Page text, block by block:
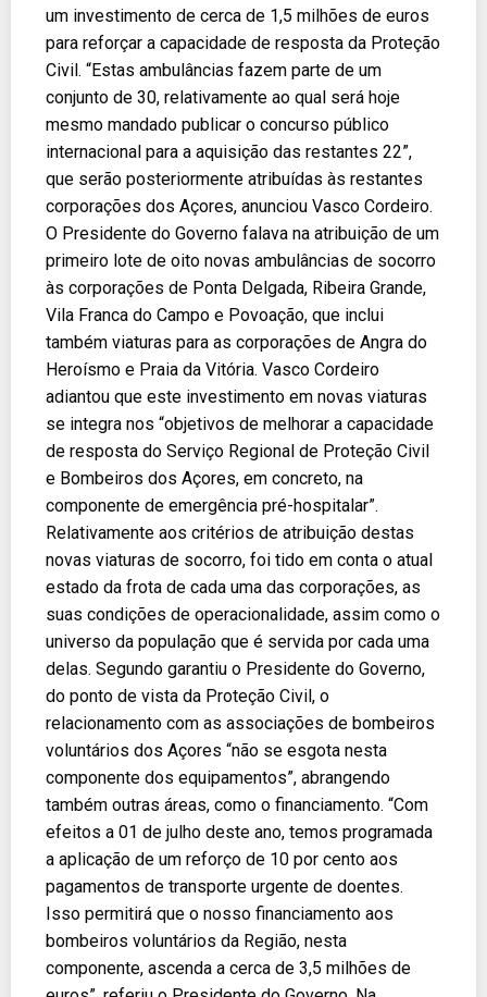
um investimento de cerca de 1,5 milhões de euros
para reforçar a capacidade de resposta da Proteção
Civil. “Estas ambulâncias fazem parte de um
conjunto de 30, relativamente ao qual será hoje
mesmo mandado publicar o concurso público
internacional para a aquisição das restantes 22”,
que serão posteriormente atribuídas às restantes
corporações dos Açores, anunciou Vasco Cordeiro.
O Presidente do Governo falava na atribuição de um
primeiro lote de oito novas ambulâncias de socorro
às corporações de Ponta Delgada, Ribeira Grande,
Vila Franca do Campo e Povoação, que inclui
também viaturas para as corporações de Angra do
Heroísmo e Praia da Vitória. Vasco Cordeiro
adiantou que este investimento em novas viaturas
se integra nos “objetivos de melhorar a capacidade
de resposta do Serviço Regional de Proteção Civil
e Bombeiros dos Açores, em concreto, na
componente de emergência pré-hospitalar”.
Relativamente aos critérios de atribuição destas
novas viaturas de socorro, foi tido em conta o atual
estado da frota de cada uma das corporações, as
suas condições de operacionalidade, assim como o
universo da população que é servida por cada uma
delas. Segundo garantiu o Presidente do Governo,
do ponto de vista da Proteção Civil, o
relacionamento com as associações de bombeiros
voluntários dos Açores “não se esgota nesta
componente dos equipamentos”, abrangendo
também outras áreas, como o financiamento. “Com
efeitos a 01 de julho deste ano, temos programada
a aplicação de um reforço de 10 por cento aos
pagamentos de transporte urgente de doentes.
Isso permitirá que o nosso financiamento aos
bombeiros voluntários da Região, nesta
componente, ascenda a cerca de 3,5 milhões de